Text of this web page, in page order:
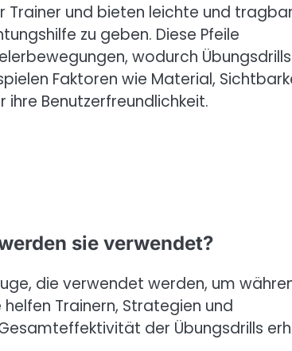
Trainer und bieten leichte und
zu geben. Diese Pfeile
wodurch Übungsdrills
Faktoren wie Material,
Benutzerfreundlichkeit.
sie verwendet?
die verwendet werden, um
Trainern, Strategien und
der Übungsdrills